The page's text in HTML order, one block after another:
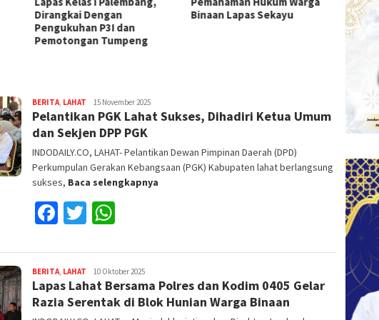
Binaan Lapas Sekayu
BERITA, LAHAT Reza
Fajri
15 November 2025
Pelantikan PGK Lahat Sukses, Dihadiri Ketua Umum
dan Sekjen DPP PGK
INDODAILY.CO, LAHAT- Pelantikan Dewan Pimpinan Daerah (DPD)
Perkumpulan Gerakan Kebangsaan (PGK) Kabupaten lahat berlangsung
sukses, Baca selengkapnya
Facebook
Twitter
BERITA, LAHAT Reza
Fajri
10 Oktober 2025
Lapas Lahat Bersama Polres dan Kodim 0405 Gelar
Razia Serentak di Blok Hunian Warga Binaan